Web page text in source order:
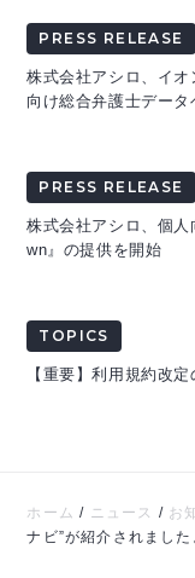
PRESS RELEASE
株式会社アシロ、イ
向け総合弁護士デー
PRESS RELEASE
株式会社アシロ、個
wn』の提供を開始
TOPICS
【重要】利用規約改
ホーム / ニュース / お
ナビ”が紹介されました